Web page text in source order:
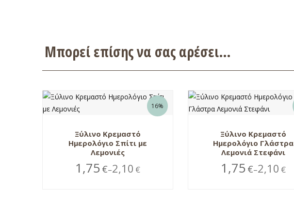
Μπορεί επίσης να σας αρέσει…
16%
Ξύλινο Κρεμαστό
Ημερολόγιο Σπίτι με
Λεμονιές
1,75 €–2,10 €
Ξύλινο Κρεμαστό
Ημερολόγιο Γλάστρα
Λεμονιά Στεφάνι
1,75 €–2,10 €